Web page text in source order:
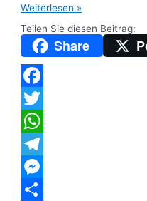
Bundespräsident
Rede
zum
8.
Mai
–
Eine
Kritik
Weiterlesen »
Teilen Sie diesen Beitrag:
Share
Facebook
Twitter
WhatsApp
Telegram
Messenger